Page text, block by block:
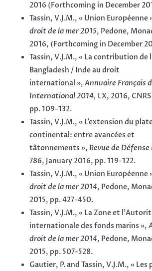
2016 (Forthcoming in December
Tassin, V.J.M., « Union Européenne
droit de la mer 2015, Pedone,
2016, (Forthcoming in December
Tassin, V.J.M., « La contribution de
Bangladesh / Inde au droit
international », Annuaire Français
International 2014, LX, 2016,
pp. 109-132.
Tassin, V.J.M., « L’extension du
continental: entre avancées et
tâtonnements », Revue de
786, January 2016, pp. 119-122.
Tassin, V.J.M., « Union Européenne
droit de la mer 2014, Pedone,
2015, pp. 427-450.
Tassin, V.J.M., « La Zone et
internationale des fonds marins »,
droit de la mer2014, Pedone,
2015, pp. 507-528.
Gautier, P. and Tassin, V.J.M., «